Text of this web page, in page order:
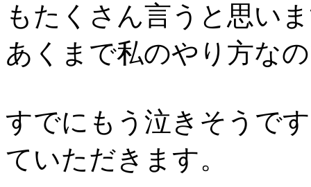
もたくさん言うと思い
あくまで私のやり方な
すでにもう泣きそうで
ていただきます。